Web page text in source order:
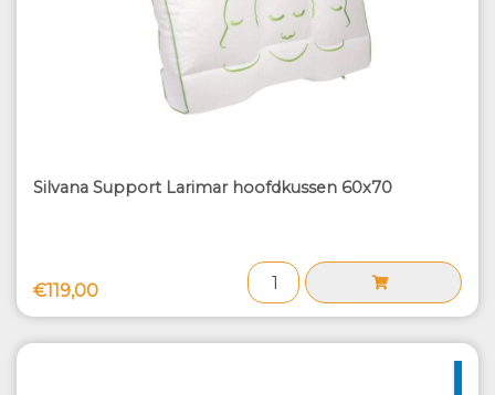
Silvana Support Larimar hoofdkussen 60x70
€119,00